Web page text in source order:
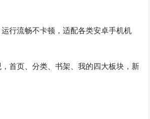
行流畅不卡顿，适配各类安卓手机机
首页、分类、书架、我的四大板块，新